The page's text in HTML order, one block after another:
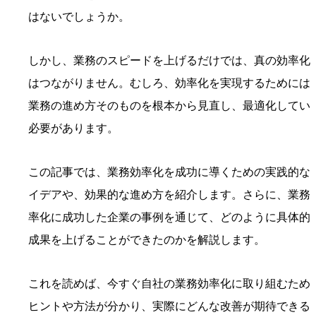
はないでしょうか。
しかし、業務のスピードを上げるだけでは、真の効率化
はつながりません。むしろ、効率化を実現するためには
業務の進め方そのものを根本から見直し、最適化してい
必要があります。
この記事では、業務効率化を成功に導くための実践的な
イデアや、効果的な進め方を紹介します。さらに、業務
率化に成功した企業の事例を通じて、どのように具体的
成果を上げることができたのかを解説します。
これを読めば、今すぐ自社の業務効率化に取り組むため
ヒントや方法が分かり、実際にどんな改善が期待できる